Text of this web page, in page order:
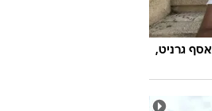
גרניט,